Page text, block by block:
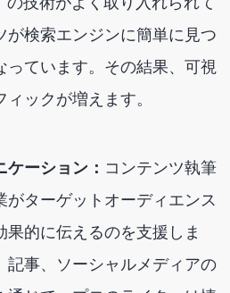
が検索エンジンに簡単に見つ
っています。その結果、可視
ックが増えます。
ーション： コンテンツ執筆
がターゲットオーディエンス
果的に伝えるのを支援しま
記事、ソーシャルメディアの